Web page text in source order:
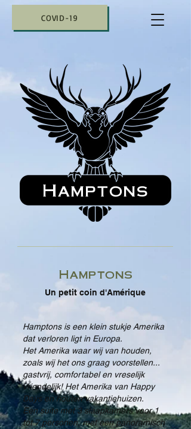
COVID-19
Hamptons
Hamptons
Un petit coin d'Amérique
Hamptons is een klein stukje Amerika
dat verloren ligt in Europa.
Het Amerika waar wij van houden,
zoals wij het ons graag voorstellen...
gastvrij, comfortabel en vreselijk
vriendelijk! Het Amerika van Happy
Days en houten vakantiehuizen.
Een suite met 3 slaapkamers voor 1
tot 7 personen, met een panoramisch